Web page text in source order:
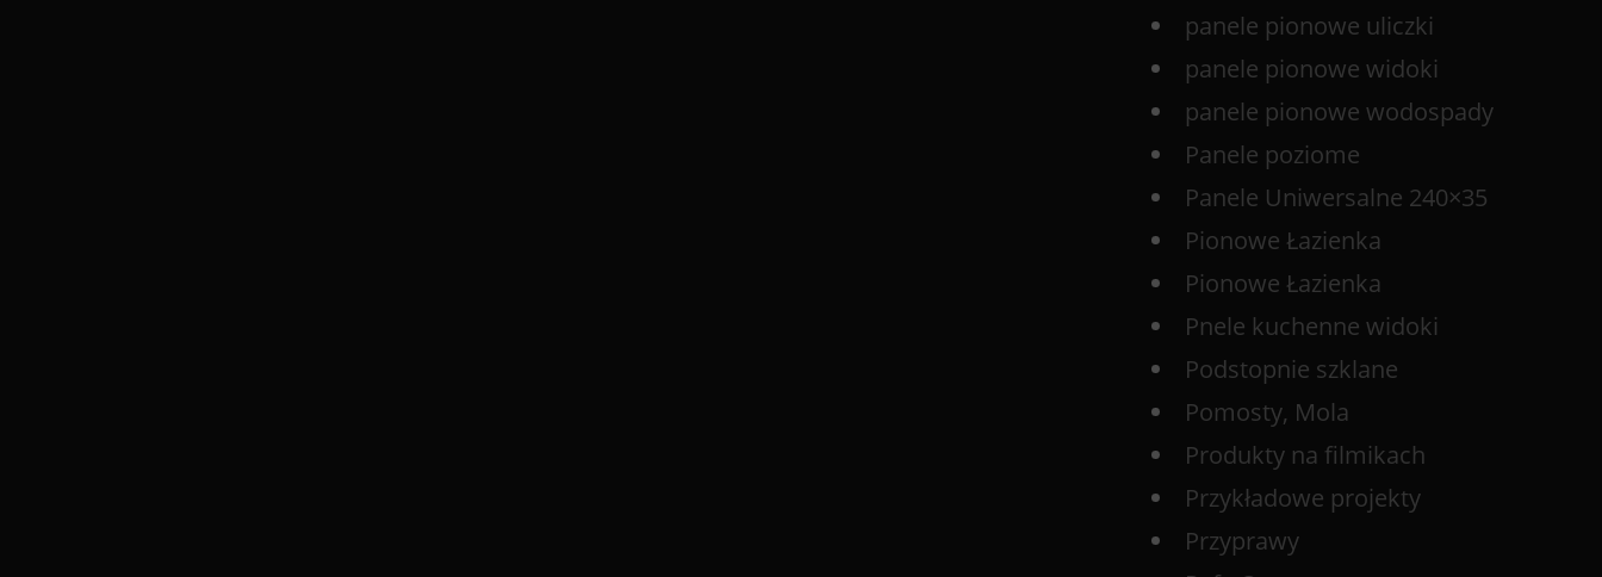
panele pionowe uliczki
panele pionowe widoki
panele pionowe wodospady
Panele poziome
Panele Uniwersalne 240×35
Pionowe Łazienka
Pionowe Łazienka
Pnele kuchenne widoki
Podstopnie szklane
Pomosty, Mola
Produkty na filmikach
Przykładowe projekty
Przyprawy